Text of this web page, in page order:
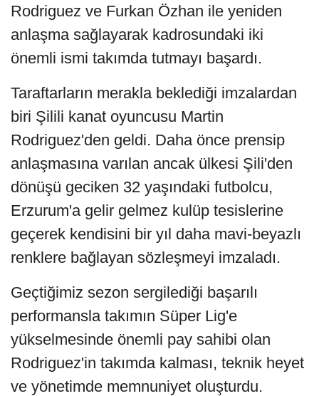
Rodriguez ve Furkan Özhan ile yeniden
anlaşma sağlayarak kadrosundaki iki
önemli ismi takımda tutmayı başardı.
Taraftarların merakla beklediği imzalardan
biri Şilili kanat oyuncusu Martin
Rodriguez'den geldi. Daha önce prensip
anlaşmasına varılan ancak ülkesi Şili'den
dönüşü geciken 32 yaşındaki futbolcu,
Erzurum'a gelir gelmez kulüp tesislerine
geçerek kendisini bir yıl daha mavi-beyazlı
renklere bağlayan sözleşmeyi imzaladı.
Geçtiğimiz sezon sergilediği başarılı
performansla takımın Süper Lig'e
yükselmesinde önemli pay sahibi olan
Rodriguez'in takımda kalması, teknik heyet
ve yönetimde memnuniyet oluşturdu.